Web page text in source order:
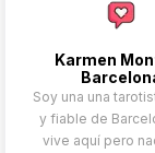
Karmen
Soy una una
y fiable de
vive aquí pero